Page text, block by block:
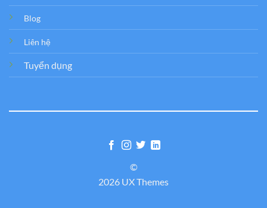
Blog
Liên hệ
Tuyển dụng
©
2026 UX Themes